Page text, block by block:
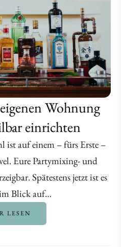
Wohnung
einrichten
ist auf einem – fürs Erste –
Eure Partymixing- und
Spätestens jetzt ist es
Blick auf…
LESEN